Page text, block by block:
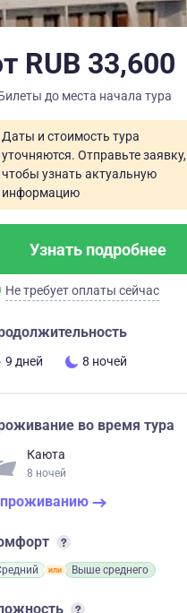
RUB 33,600
до места начала тура
Даты и стоимость тура
уточняются. Отправьте заявку,
чтобы узнать актуальную
информацию
Узнать подробнее
Не требует оплаты сейчас
9 дней 8 ночей
во время тура
Каюта
8 ночей
Выше среднего